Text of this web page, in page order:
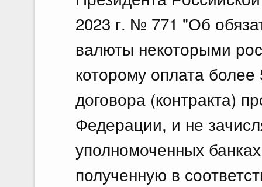
2023 г. № 771 "Об
валюты некоторыми
которому оплата
договора (контракта)
Федерации, и не
уполномоченных
полученную в